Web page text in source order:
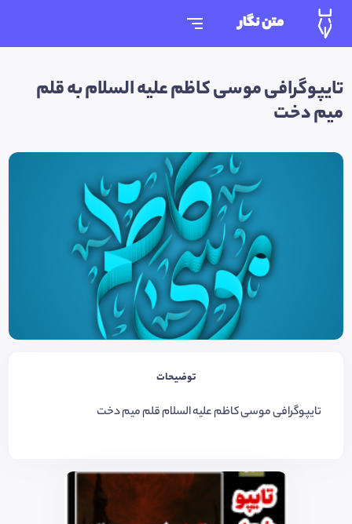
متن نگار
تایپوگرافی موسی کاظم علیه السلام به قلم
میم دخت
توضیحات
تایپوگرافی موسی کاظم علیه السلام قلم میم دخت